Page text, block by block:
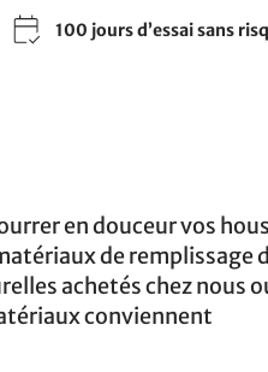
100 jours d’essai sans
en douceur vos
de remplissage
achetés chez nous
conviennent